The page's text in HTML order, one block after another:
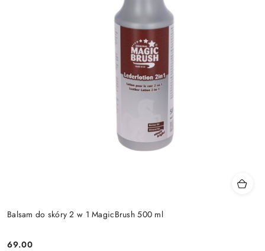
Balsam do skóry 2 w 1 MagicBrush 500 ml
69.00